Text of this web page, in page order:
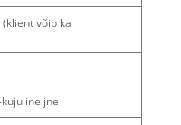
võib ka
jne